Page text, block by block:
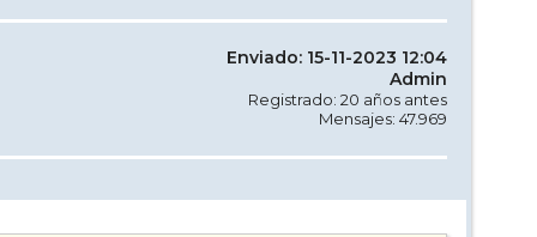
Enviado: 15-11-2023 12:04
Admin
Registrado: 20 años antes
Mensajes: 47.969